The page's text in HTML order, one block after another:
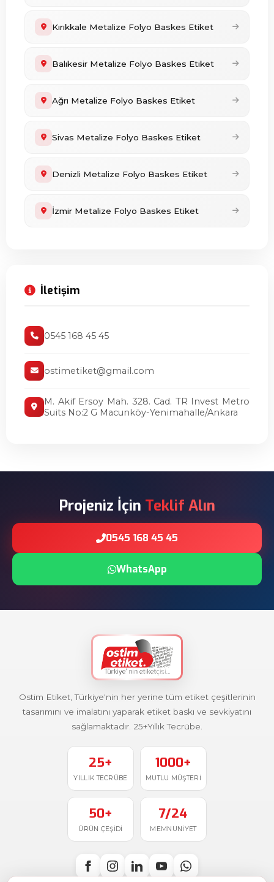
Kırıkkale Metalize Folyo Baskes Etiket
Balıkesir Metalize Folyo Baskes Etiket
Ağrı Metalize Folyo Baskes Etiket
Sivas Metalize Folyo Baskes Etiket
Denizli Metalize Folyo Baskes Etiket
İzmir Metalize Folyo Baskes Etiket
İletişim
0545 168 45 45
ostimetiket@gmail.com
M. Akif Ersoy Mah. 328. Cad. TR Invest Metro
Suits No:2 G Macunköy-Yenimahalle/Ankara
Projeniz İçin Teklif Alın
0545 168 45 45
WhatsApp
Ostim Etiket, Türkiye'nin her yerine tüm etiket çeşitlerinin
tasarımını ve imalatını yaparak etiket baskı ve sevkiyatını
sağlamaktadır. 25+Yıllık Tecrübe.
25+
YILLIK TECRÜBE
1000+
MUTLU MÜŞTERI
50+
ÜRÜN ÇEŞIDI
7/24
MEMNUNIYET